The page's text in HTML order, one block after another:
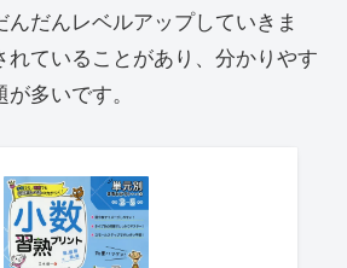
んだんレベルアップしていきま
れていることがあり、分かりやす
多いです。